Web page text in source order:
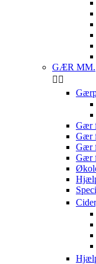
GÆR MM.
 
Gær
Gær
Gær
Gær